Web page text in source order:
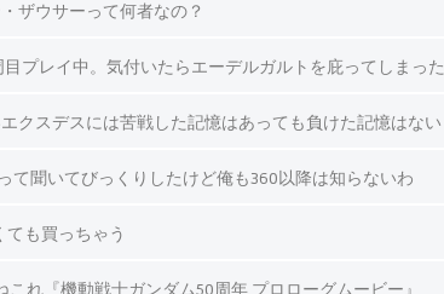
ザウサーって何者なの？
目プレイ中。気付いたらエーデルガルトを庇ってしまった
クスデスには苦戦した記憶はあっても負けた記憶はない
て聞いてびっくりしたけど俺も360以降は知らないわ
も買っちゃう